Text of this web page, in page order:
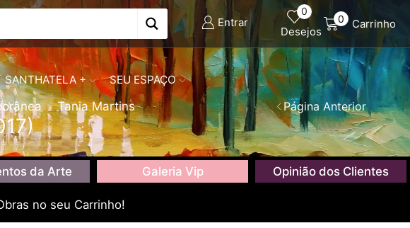
Entrar
0
Desejos
0 Carrinho
SANTHATELA + SEU ESPAÇO
Tania Martins Página Anterior
da Arte Galeria Vip Opinião dos Clientes
no seu Carrinho!